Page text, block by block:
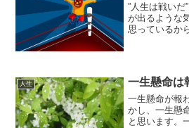
”人生は戦い
が出るような
思っているか
ます。より良
人生 一生懸命は
一生懸命が報
かし、一生懸
と思います。